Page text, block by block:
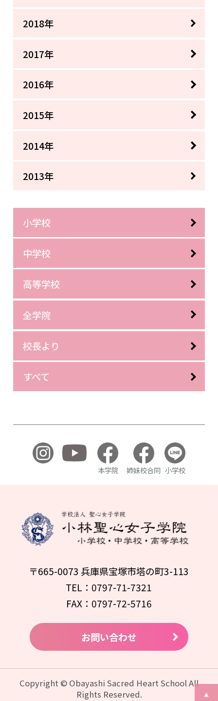
2018年
2017年
2016年
2015年
2014年
2013年
小学校
中学校
高等学校
全学院
校長より
すべて
本学院 姉妹校合同 小学校
〒665-0073 兵庫県宝塚市塔の町3-113
TEL：0797-71-7321
FAX：0797-72-5716
お問い合わせ
Copyright © Obayashi Sacred Heart School All
Rights Reserved.